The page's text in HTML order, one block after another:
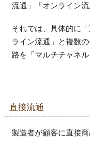
流通」「オンライン流
それでは、具体的に
ライン流通」と複数
路を「マルチチャネ
直接流通
製造者が顧客に直接